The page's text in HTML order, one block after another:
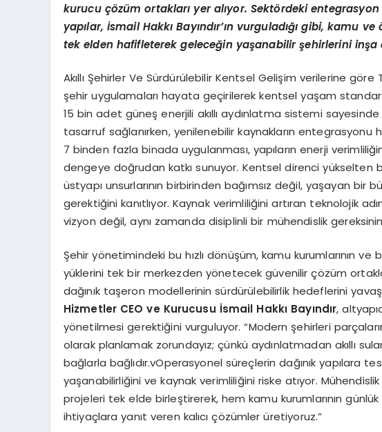
kurucu çözüm ortakları yer alıyor. Sektördeki entegrasyon
yapılar, İsmail Hakkı Bayındır’ın vurguladığı gibi, kamu ve
tek elden hafifleterek geleceğin yaşanabilir şehirlerini inşa
Akıllı Şehirler Ve Sürdürülebilir Kentsel Gelişim verilerine
şehir uygulamaları hayata geçirilerek kentsel yaşam
15 bin adet güneş enerjili akıllı aydınlatma sistemi
tasarruf sağlanırken, yenilenebilir kaynakların entegrasyonu
7 binden fazla binada uygulanması, yapıların enerji
dengeye doğrudan katkı sunuyor. Kentsel direnci yükselten
üstyapı unsurlarının birbirinden bağımsız değil, yaşayan bir
gerektiğini kanıtlıyor. Kaynak verimliliğini artıran teknolojik
vizyon değil, aynı zamanda disiplinli bir mühendislik
Şehir yönetimindeki bu hızlı dönüşüm, kamu kurumlarının
yüklerini tek bir merkezden yönetecek güvenilir çözüm
dağınık taşeron modellerinin sürdürülebilirlik hedeflerini
Hizmetler CEO ve Kurucusu İsmail Hakkı Bayındır,
yönetilmesi gerektiğini vurguluyor. “Modern şehirleri
olarak planlamak zorundayız; çünkü aydınlatmadan akıllı
bağlarla bağlıdır.vOperasyonel süreçlerin dağınık yapılara
yaşanabilirliğini ve kaynak verimliliğini riske atıyor.
projeleri tek elde birleştirerek, hem kamu kurumlarının
ihtiyaçlara yanıt veren kalıcı çözümler üretiyoruz.”